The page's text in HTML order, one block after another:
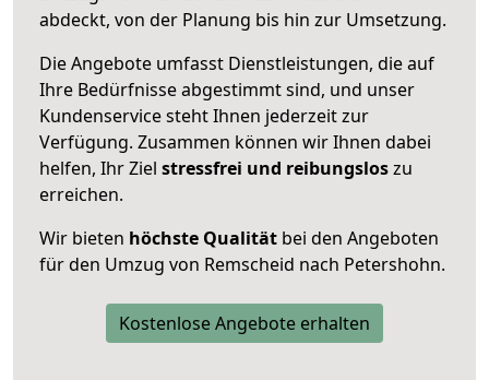
abdeckt, von der Planung bis hin zur Umsetzung.
Die Angebote umfasst Dienstleistungen, die auf
Ihre Bedürfnisse abgestimmt sind, und unser
Kundenservice steht Ihnen jederzeit zur
Verfügung. Zusammen können wir Ihnen dabei
helfen, Ihr Ziel stressfrei und reibungsloszu
erreichen.
Wir bieten höchste Qualität bei den Angeboten
für den Umzug von Remscheid nach Petershohn.
Kostenlose Angebote erhalten